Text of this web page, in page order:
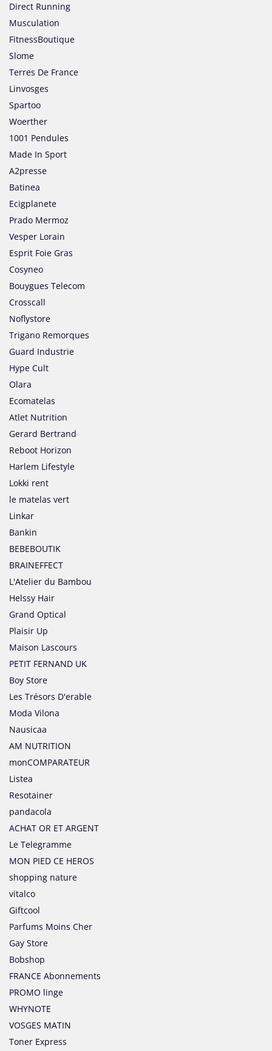
Direct Running
Musculation
FitnessBoutique
Slome
Terres De France
Linvosges
Spartoo
Woerther
1001 Pendules
Made In Sport
A2presse
Batinea
Ecigplanete
Prado Mermoz
Vesper Lorain
Esprit Foie Gras
Cosyneo
Bouygues Telecom
Crosscall
Noflystore
Trigano Remorques
Guard Industrie
Hype Cult
Olara
Ecomatelas
Atlet Nutrition
Gerard Bertrand
Reboot Horizon
Harlem Lifestyle
Lokki rent
le matelas vert
Linkar
Bankin
BEBEBOUTIK
BRAINEFFECT
L'Atelier du Bambou
Helssy Hair
Grand Optical
Plaisir Up
Maison Lascours
PETIT FERNAND UK
Boy Store
Les Trésors D'erable
Moda Vilona
Nausicaa
AM NUTRITION
monCOMPARATEUR
Listea
Resotainer
pandacola
ACHAT OR ET ARGENT
Le Telegramme
MON PIED CE HEROS
shopping nature
vitalco
Giftcool
Parfums Moins Cher
Gay Store
Bobshop
FRANCE Abonnements
PROMO linge
WHYNOTE
VOSGES MATIN
Toner Express